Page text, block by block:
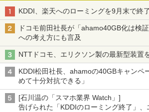
KDDI、楽天へのローミングを9月末で終了
ドコモ前田社長が「ahamo40GB化は検
への考え方にも言及
NTTドコモ、エリクソン製の最新型装置
KDDI松田社長、ahamoの40GBキャンペ
めて十分対抗できる」
[石川温の「スマホ業界 Watch」]
告げられた「KDDIのローミング終了」、